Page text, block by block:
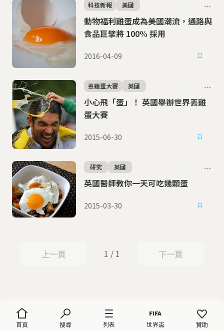
首頁 搜尋 列表 世界盃 贊助
動物福利雞蛋成為美國潮流，通路與
食品巨擘將 100% 採用
科技新報 美國
2016-04-09
小心飛「蛋」！ 英國舉辦世界丟雞
蛋大賽
丟雞蛋大賽 英國
2015-06-30
英國醫師教你一天可吃幾顆蛋
研究 英國
2015-03-30
上一頁
上一頁 1 / 1 下一頁
下一頁